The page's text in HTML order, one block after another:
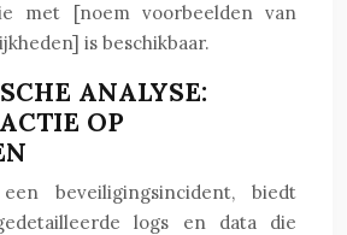
met [noem voorbeelden van
is beschikbaar.
ANALYSE:
OP
beveiligingsincident, biedt
logs en data die